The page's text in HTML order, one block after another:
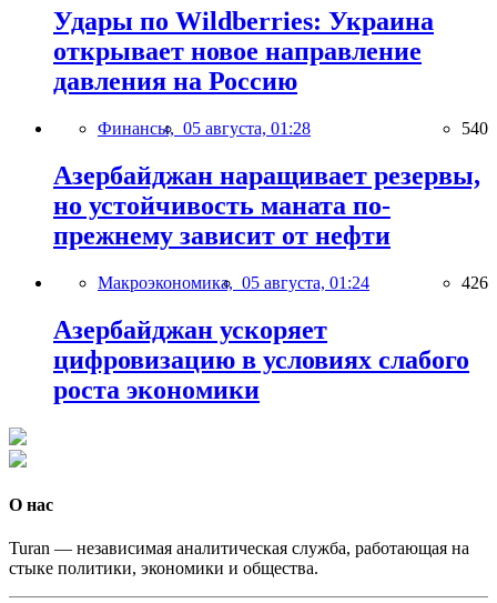
Удары по Wildberries: Украина
открывает новое направление
давления на Россию
Финансы, 05 августа, 01:28 540
Азербайджан наращивает резервы,
но устойчивость маната по-
прежнему зависит от нефти
Макроэкономика, 05 августа, 01:24 426
Азербайджан ускоряет
цифровизацию в условиях слабого
роста экономики
О нас
Turan — независимая аналитическая служба, работающая на
стыке политики, экономики и общества.